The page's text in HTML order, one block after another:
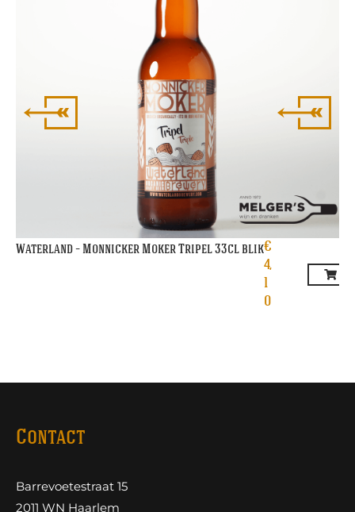
Waterland – Monnicker Moker Tripel 33cl blik€
4,
1
0
Contact
Barrevoetestraat 15
2011 WN Haarlem